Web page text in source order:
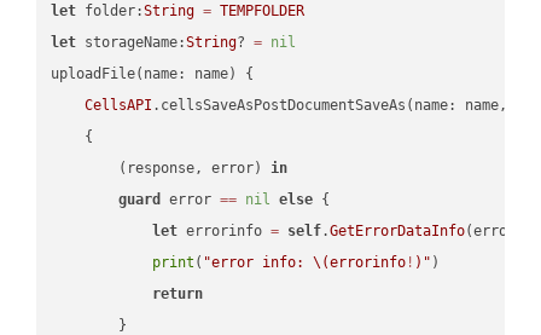
let folder:String = TEMPFOLDER
let storageName:String? = nil
uploadFile(name: name) {
CellsAPI .cellsSaveAsPostDocumentSaveAs(name:
    {
        (response, error)
in
guard
error == nil else {
let errorinfo = self.GetErrorDataInfo(error:
print ( "error info: \(errorinfo ! ) " )
return
        }